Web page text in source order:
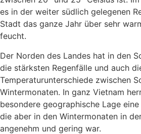
es in der weiter südlich gelegenen
Stadt das ganze Jahr über sehr
feucht.
Der Norden des Landes hat in den
die stärksten Regenfälle und auch
Temperaturunterschiede zwischen
Wintermonaten. In ganz Vietnam
besondere geographische Lage
die aber in den Wintermonaten in
angenehm und gering war.